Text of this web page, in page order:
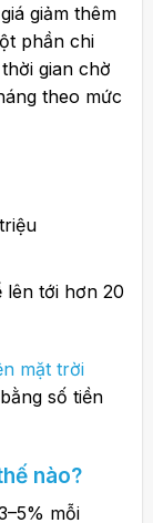
giảm thêm
phần chi
gian chờ
theo mức
lên tới hơn 20
mặt trời
số tiền
nào?
mỗi